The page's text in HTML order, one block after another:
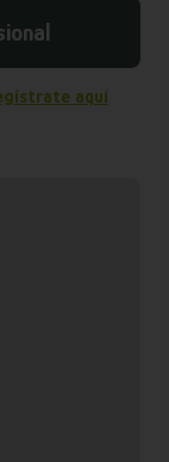
aquí